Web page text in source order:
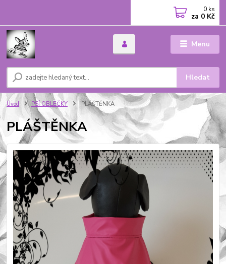
Menu
Hledat
0 ks
za 0 Kč
Úvod PSÍ OBLEČKY PLÁŠTĚNKA
PLÁŠTĚNKA